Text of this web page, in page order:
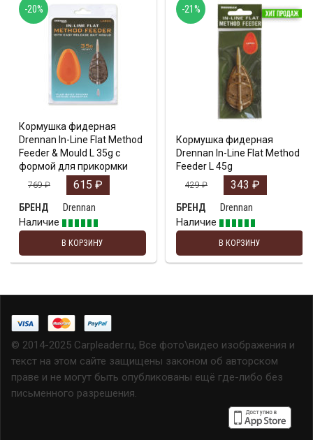
Кормушка фидерная
Drennan In-Line Flat Method
Feeder & Mould L 35g с
формой для прикормки
769₽ 615 ₽
БРЕНД
Drennan
Наличие
В КОРЗИНУ
-20%
Кормушка фидерная
Drennan In-Line Flat Method
Feeder L 45g
429₽ 343 ₽
БРЕНД
Drennan
Наличие
В КОРЗИНУ
-21%
© 2014-2025 Carpleader.ru, Все фото\видео изображения и
текст на этом сайте защищены законом об авторском
праве и не могут быть опубликованы ещё где-либо без
письменного разрешения.